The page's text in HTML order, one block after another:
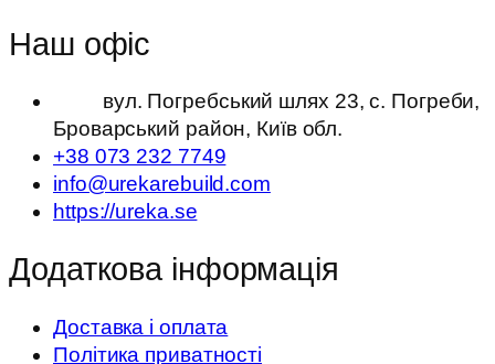
Наш офіс
вул. Погребський шлях 23, с. Погреби,
Броварський район, Київ обл.
+38 073 232 7749
info@urekarebuild.com
https://ureka.se
Додаткова інформація
Доставка і оплата
Політика приватності